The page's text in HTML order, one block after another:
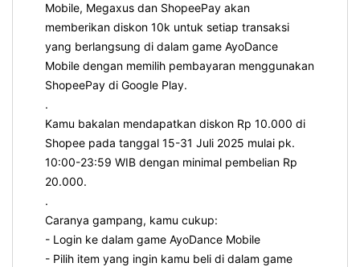
Mobile, Megaxus dan ShopeePay akan
memberikan diskon 10k untuk setiap transaksi
yang berlangsung di dalam game AyoDance
Mobile dengan memilih pembayaran menggunakan
ShopeePay di Google Play.
.
Kamu bakalan mendapatkan diskon Rp 10.000 di
Shopee pada tanggal 15-31 Juli 2025 mulai pk.
10:00-23:59 WIB dengan minimal pembelian Rp
20.000.
.
Caranya gampang, kamu cukup:
- Login ke dalam game AyoDance Mobile
- Pilih item yang ingin kamu beli di dalam game